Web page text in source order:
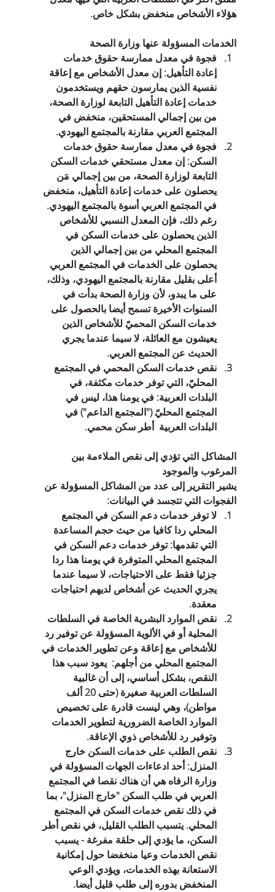
هؤلاء الأشخاص منخفض بشكل خاص.
الخدمات المسؤولة عنها وزارة الصحة
فجوة في معدل ممارسة حقوق خدمات
إعادة التأهيل: إن معدل الأشخاص مع إعاقة
نفسية الذين يمارسون حقهم ويستخدمون
خدمات إعادة التأهيل التابعة لوزارة الصحة،
من بين إجمالي المستحقين، منخفض في
المجتمع العربي مقارنة بالمجتمع اليهودي.
فجوة في معدل ممارسة حقوق خدمات
السكن: إن معدل مستحقي خدمات السكن
التابعة لوزارة الصحة، من بين إجمالي مَن
يحصلون على خدمات إعادة التأهيل، منخفض
في المجتمع العربي أسوة بالمجتمع اليهودي.
رغم ذلك، فإن المعدل النسبي للأشخاص
الذين يحصلون على خدمات السكن في
المجتمع المحلي من بين إجمالي الذين
يحصلون على الخدمات في المجتمع العربي
أعلى بقليل مقارنة بالمجتمع اليهودي، وذلك،
على ما يبدو، لأن وزارة الصحة بدأت في
السنوات الأخيرة تسمح أيضا بالحصول على
خدمات السكن المحميّ للأشخاص الذين
يعيشون مع العائلة، لا سيما عندما يجري
الحديث عن المجتمع العربي.
نقص خدمات السكن المحمي في المجتمع
المحليّ، التي توفر خدمات مكثفة، في
البلدات العربية: في يومنا هذا، ليس في
المجتمع المحليّ ("المجتمع الداعم") في
البلدات العربية  أطر سكن محمي.
المشاكل التي تؤدي إلى نقص الملاءمة بين
المرغوب والموجود
يشير التقرير إلى عدد من المشاكل المسؤولة عن
الفجوات التي تتجسد في البيانات:
لا توفر خدمات دعم السكن في المجتمع
المحلي ردا كافيا من حيث حجم المساعدة
التي تقدمها: توفر خدمات دعم السكن في
المجتمع المحلي المتوفرة في يومنا هذا ردا
جزئيا فقط على الاحتياجات، لا سيما عندما
يجري الحديث عن أشخاص لديهم احتياجات
معقدة.
نقص الموارد البشرية الخاصة في السلطات
المحلية أو في الألوية المسؤولة عن توفير رد
للأشخاص مع إعاقة وعن تطوير الخدمات في
المجتمع المحلي من أجلهم:  يعود سبب هذا
النقص، بشكل أساسي، إلى أن غالبية
السلطات العربية صغيرة (حتى 20 ألف
مواطن)، وهي ليست قادرة على تخصيص
الموارد الخاصة الضرورية لتطوير الخدمات
وتوفير رد للأشخاص ذوي الإعاقة.
نقص الطلب على خدمات السكن خارج
المنزل: أحد ادعاءات الجهات المسؤولة في
وزارة الرفاه هي أن هناك نقصا في المجتمع
العربي في طلب السكن "خارج المنزل"، بما
في ذلك نقص خدمات السكن في المجتمع
المحلي. يتسبب الطلب القليل، في نقص أطر
السكن، ما يؤدي إلى حلقة مفرغة - يسبب
نقص الخدمات وعيا منخفضا حول إمكانية
الاستعانة بهذه الخدمات، ويؤدي الوعي
المنخفض بدوره إلى طلب قليل أيضا.